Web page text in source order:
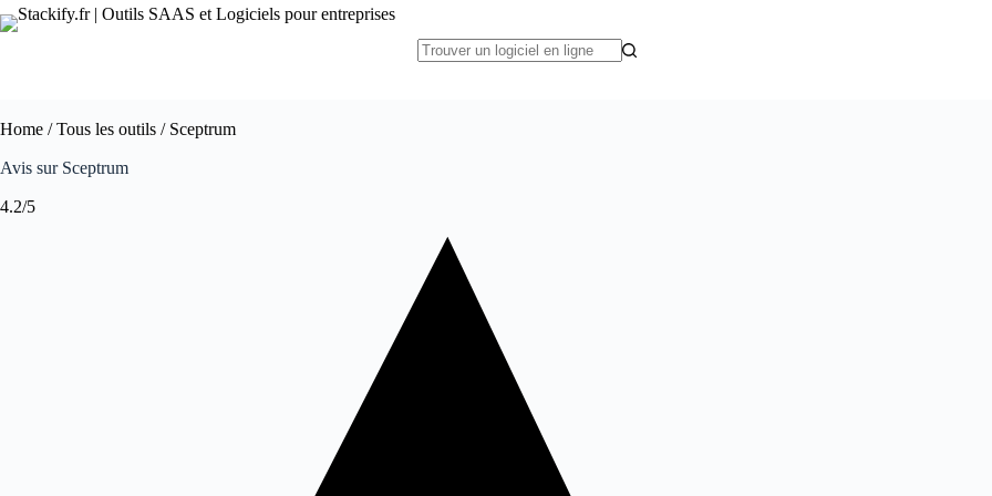
Home /Tous les outils / Sceptrum
Avis sur Sceptrum
4.2/5